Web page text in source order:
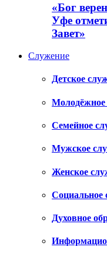
«Бог
Уфе
Завет»
Служение
Детское
Молодёжное
Семейное
Мужское
Женское
Социальное
Духовное